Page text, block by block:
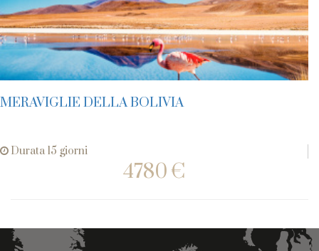
MERAVIGLIE DELLA BOLIVIA
Durata 15 giorni
4780 €